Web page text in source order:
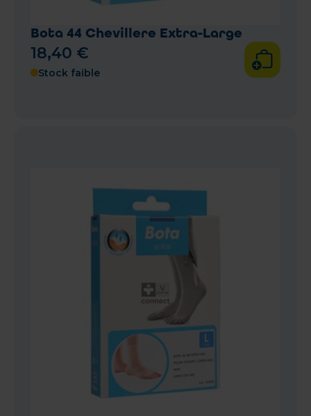
Bota 44 Chevillere Extra-Large
18,40 €
Stock faible